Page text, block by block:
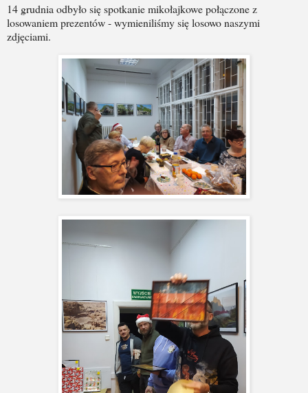
14 grudnia odbyło się spotkanie mikołajkowe połączone z
losowaniem prezentów - wymieniliśmy się losowo naszymi
zdjęciami.